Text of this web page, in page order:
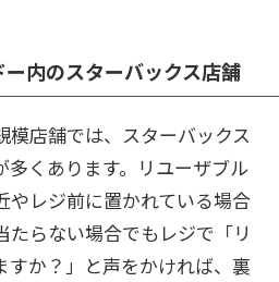
内のスターバックス店舗
模店舗では、スターバックス
多くあります。リユーザブル
やレジ前に置かれている場合
たらない場合でもレジで「リ
すか？」と声をかければ、裏